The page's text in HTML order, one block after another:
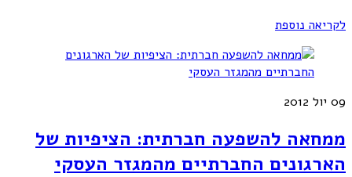
לקריאה נוספת
09 יול 2012
ממחאה להשפעה חברתית: הציפיות של
הארגונים החברתיים מהמגזר העסקי